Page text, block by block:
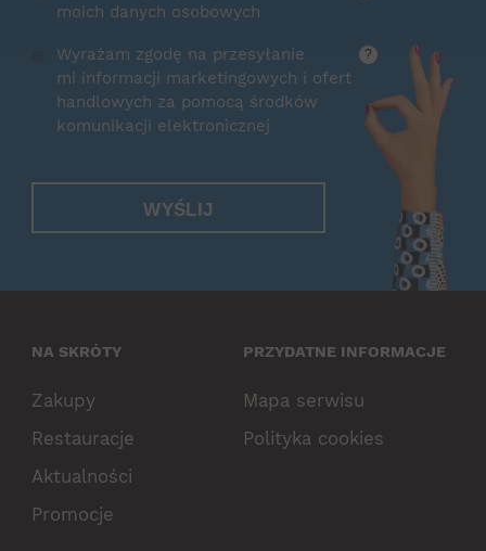
moich danych osobowych
Wyrażam zgodę na przesyłanie
mi informacji marketingowych i ofert
handlowych za pomocą środków
komunikacji elektronicznej
?
WYŚLIJ
NA SKRÓTY
Zakupy
Restauracje
Aktualności
Promocje
PRZYDATNE INFORMACJE
Mapa serwisu
Polityka cookies